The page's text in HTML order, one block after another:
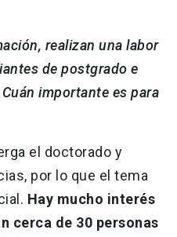
realizan una labor
de postgrado e
importante es para
el doctorado y
por lo que el tema
Hay mucho interés
cerca de 30 personas